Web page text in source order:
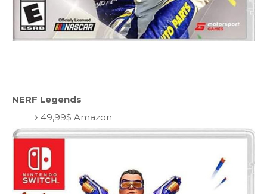
NERF Legends
49,99$ Amazon